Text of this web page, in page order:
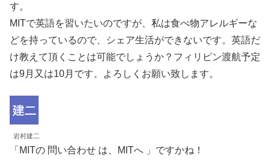
す。
MITで英語を習いたいのですが、私は食べ物アレルギーな
どを持っているので、シェア生活ができないです。英語だ
け教えて頂くことは可能でしょうか？フィリピン渡航予定
は9月又は10月です。よろしくお願い致します。
岩村建二
「MITの 問い合わせ は、MITへ 」ですかね！